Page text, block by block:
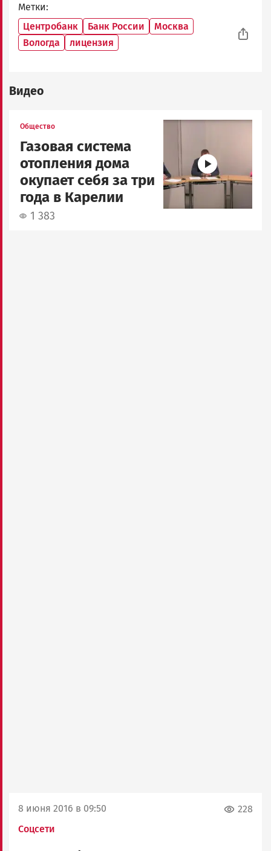
Метки
Центробанк
Банк России
Москва
Вологда
лицензия
Видео
Общество
Газовая система
отопления дома
окупает себя за три
года в Карелии
1 383
8 июня 2016 в 09:50
Соцсети
228